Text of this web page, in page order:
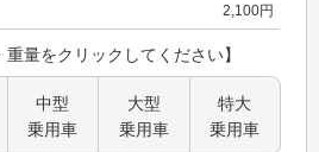
2,100円
重量をクリックしてください】
中型
乗用車
大型
乗用車
特大
乗用車